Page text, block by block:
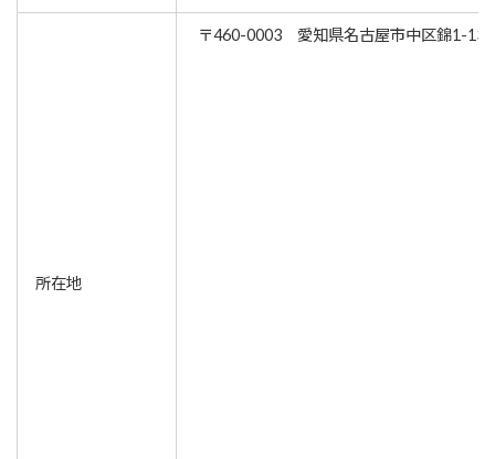
所在地
〒460-0003 愛知県名古屋市中区錦1-13-